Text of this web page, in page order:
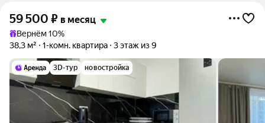
59 500 ₽ в месяц
Вернём 10%
38,3 м²
1-комн. квартира 3 этаж из 9
3D-тур новостройка